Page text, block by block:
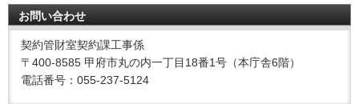
お問い合わせ
契約管財室契約課工事係
〒400-8585 甲府市丸の内一丁目18番1号（本庁舎6階）
電話番号：055-237-5124